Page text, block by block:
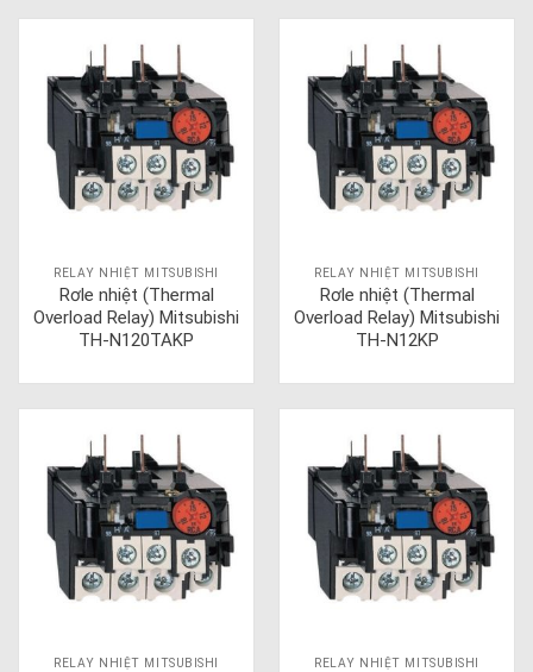
RELAY NHIỆT MITSUBISHI
Rơle nhiệt (Thermal
Overload Relay) Mitsubishi
TH-N120TAKP
RELAY NHIỆT MITSUBISHI
Rơle nhiệt (Thermal
Overload Relay) Mitsubishi
TH-N12KP
RELAY NHIỆT MITSUBISHI RELAY NHIỆT MITSUBISHI